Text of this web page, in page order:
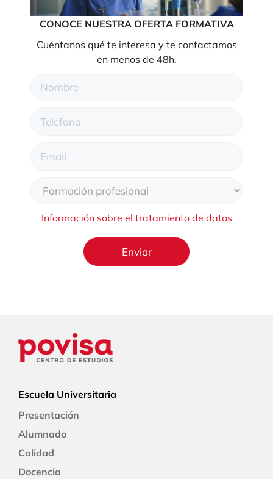
CONOCE NUESTRA OFERTA FORMATIVA
Cuéntanos qué te interesa y te contactamos
en menos de 48h.
Información sobre el tratamiento de datos
Escuela Universitaria
Presentación
Alumnado
Calidad
Docencia